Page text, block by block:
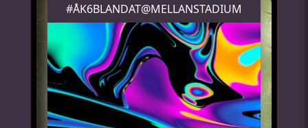
#ÅK6BLANDAT@MELLANSTADIUM